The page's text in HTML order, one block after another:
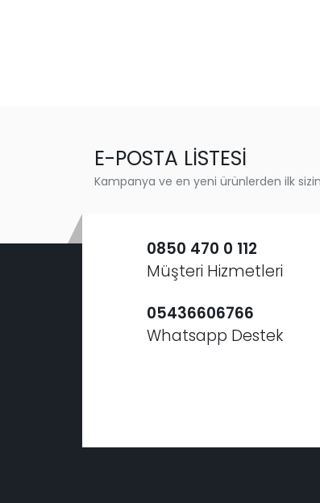
E-POSTA LİSTESİ
Kampanya ve en yeni ürünlerden ilk
0850 470 0 112
Müşteri Hizmetleri
05436606766
Whatsapp Destek